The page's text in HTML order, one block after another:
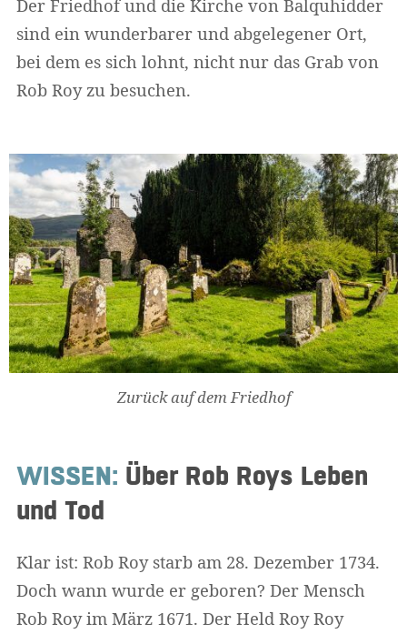
Der Friedhof und die Kirche von Balquhidder
sind ein wunderbarer und abgelegener Ort,
bei dem es sich lohnt, nicht nur das Grab von
Rob Roy zu besuchen.
Zurück auf dem Friedhof
WISSEN: Über Rob Roys Leben
und Tod
Klar ist: Rob Roy starb am 28. Dezember 1734.
Doch wann wurde er geboren? Der Mensch
Rob Roy im März 1671. Der Held Roy Roy
Widerruf bestätigen